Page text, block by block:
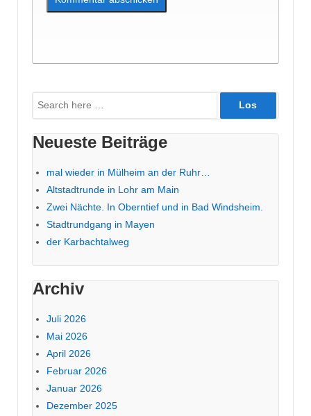
Suche
nach:
Neueste Beiträge
mal wieder in Mülheim an der Ruhr…
Altstadtrunde in Lohr am Main
Zwei Nächte. In Oberntief und in Bad Windsheim.
Stadtrundgang in Mayen
der Karbachtalweg
Archiv
Juli 2026
Mai 2026
April 2026
Februar 2026
Januar 2026
Dezember 2025